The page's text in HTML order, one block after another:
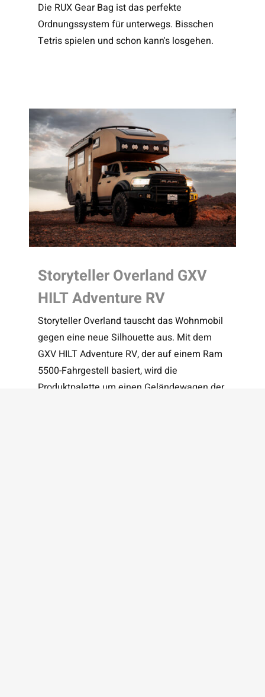
Die RUX Gear Bag ist das perfekte
Ordnungssystem für unterwegs. Bisschen
Tetris spielen und schon kann's losgehen.
Storyteller Overland GXV
HILT Adventure RV
Storyteller Overland tauscht das Wohnmobil
gegen eine neue Silhouette aus. Mit dem
GXV HILT Adventure RV, der auf einem Ram
5500-Fahrgestell basiert, wird die
Produktpalette um einen Geländewagen der